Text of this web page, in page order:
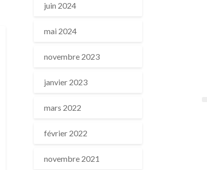
juin 2024
mai 2024
novembre 2023
janvier 2023
mars 2022
février 2022
novembre 2021